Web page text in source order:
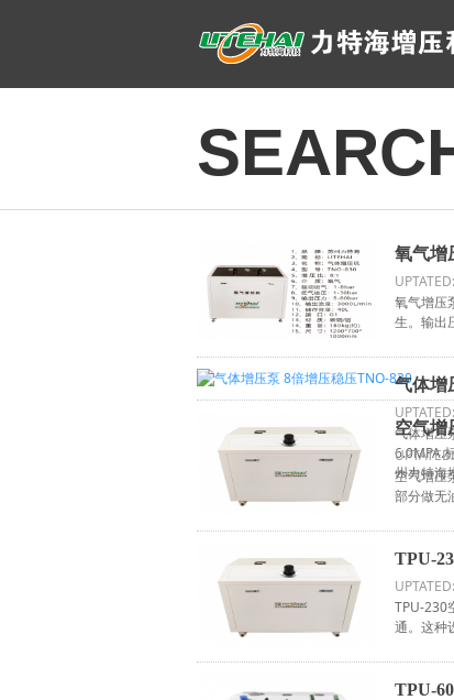
氧气增
氧气增压
生。输出
气体增
气体增压
6.0MPA.
州力特海
空气增
空气增压
部分做无
TPU-
TPU-230
通。这种
TPU-